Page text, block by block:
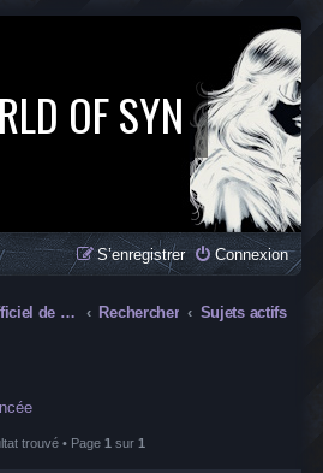
OF SYN
Connexion
S’enregistrer
Forum officiel de la Saga SYN Rechercher Sujets actifs
trouvé • Page 1 sur 1